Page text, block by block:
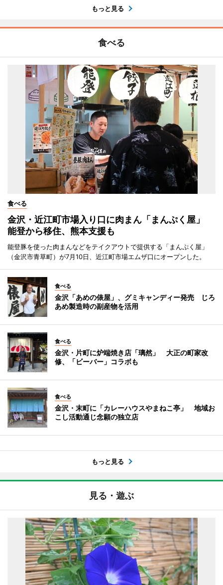
もっと見る
食べる
食べる
金沢・近江町市場入り口に肉まん「まんぷく屋」
能登から移住、熊本支援も
能登豚を使った肉まんなどをテイクアウトで提供する「まんぷく屋」
（金沢市青草町）が7月10日、近江町市場エムザ口にオープンした。
食べる
金沢「あめの俵屋」、グミキャンディー発売 じろ
あめ製造時の副産物を活用
食べる
金沢・片町に炉端焼き店「璃然」 大正の町家改
修、「ビーバー」コラボも
食べる
金沢・末町に「カレーハウスやまねこ亭」 地域お
こし活動通じ念願の独立店
もっと見る
見る・遊ぶ